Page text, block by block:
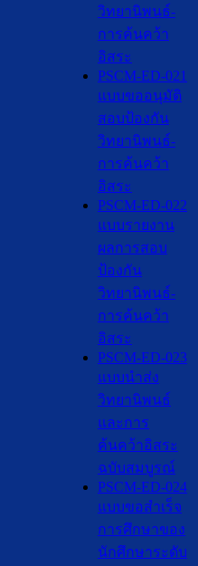
วิทยานิพนธ์-
การค้นคว้า
อิสระ
PSCM-ED-021
แบบขออนุมัติ
สอบป้องกัน
วิทยานิพนธ์-
การค้นคว้า
อิสระ
PSCM-ED-022
แบบรายงาน
ผลการสอบ
ป้องกัน
วิทยานิพนธ์-
การค้นคว้า
อิสระ
PSCM-ED-023
แบบนำส่ง
วิทยานิพนธ์
และการ
ค้นคว้าอิสระ
ฉบับสมบูรณ์
PSCM-ED-024
แบบขอสำเร็จ
การศึกษาของ
นักศึกษาระดับ